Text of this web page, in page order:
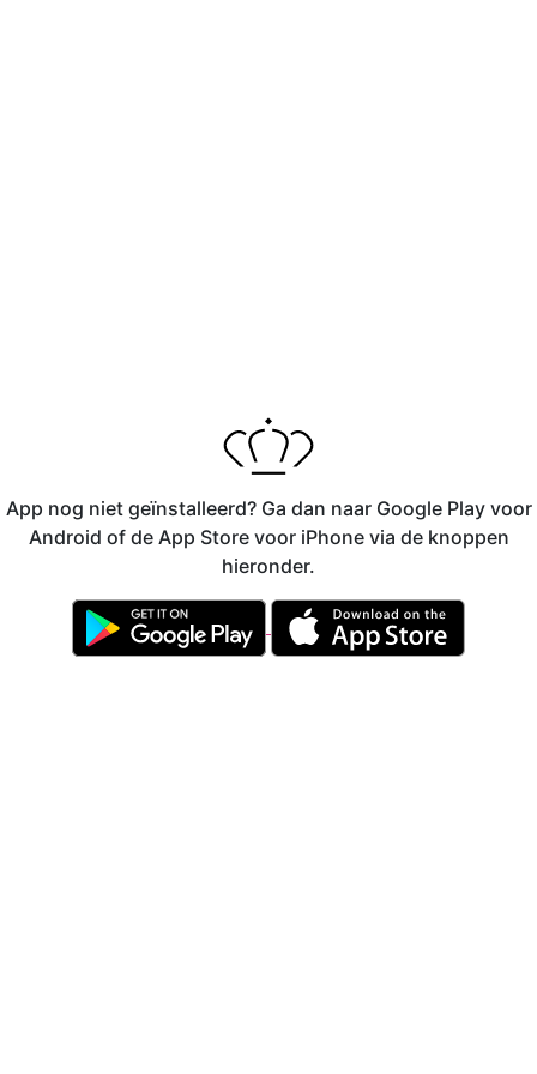
App nog niet geïnstalleerd? Ga dan naar Google Play voor
Android of de App Store voor iPhone via de knoppen
hieronder.